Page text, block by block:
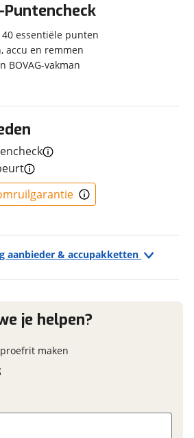
Naaf
Aluminium
Schijfrem
4-Piston hydraulische
schijfremmen
MAGURA
Bosch
aanbieder & accupakketten
reservering aan
aanbieder te brengen. Lees hier meer
Puntencheck
essentiële punten
accu en remmen
BOVAG-vakman
je helpen?
maken